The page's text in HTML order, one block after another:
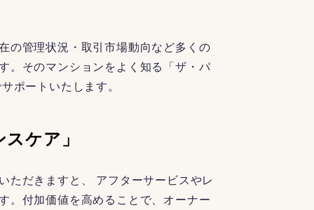
の管理状況・取引市場動向など多くの
。そのマンションをよく知る「ザ・パ
ポートいたします。
ケア」
ただきますと、 アフターサービスやレ
。付加価値を高めることで、オーナー